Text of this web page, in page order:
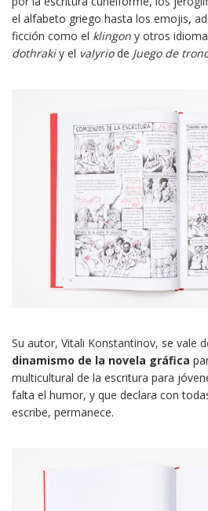
el alfabeto griego hasta los emojis,
ficción como el klingon y otros
dothrakiy el valyriode Juego de
Su autor, Vitali Konstantinov, se vale
dinamismo de la novela gráfica
multicultural de la escritura para
falta el humor, y que declara con
escribe, permanece.